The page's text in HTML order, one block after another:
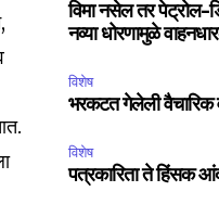
विमा नसेल तर पेट्रोल-
नव्या धोरणामुळे
विशेष
भरकटत गेलेली वैचारिक
विशेष
पत्रकारिता ते हिंसक